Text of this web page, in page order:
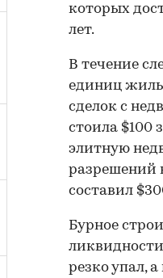
которых
лет.
В течение
единиц
сделок с
стоила $100
элитную
разрешений
составил
Бурное
резко упал,